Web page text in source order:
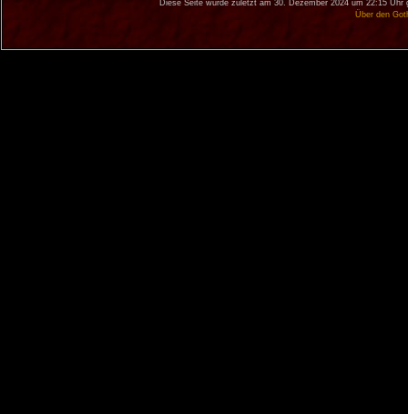
Diese Seite wurde zuletzt am 30. Dezember 2024 um 22:15 Uhr
Über den